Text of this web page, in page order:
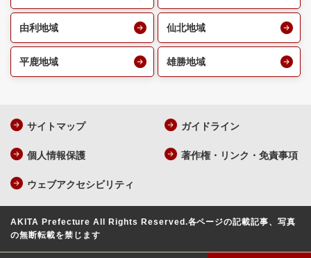
由利地域 仙北地域
平鹿地域 雄勝地域
サイトマップ ガイドライン
個人情報保護 著作権・リンク・免責事項
ウェブアクセシビリティ
AKITA Prefecture All Rights Reserved.各ページの記載記事、写真
の無断転載を禁じます